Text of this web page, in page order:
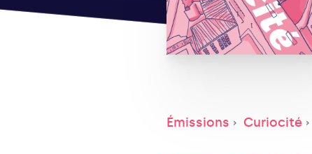
Émissions Curiocité